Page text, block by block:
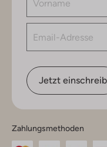
Jetzt
Zahlungsmethoden